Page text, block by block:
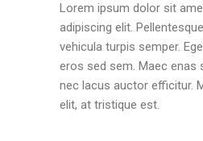
Lorem ipsum dolor sit
adipiscing elit.
vehicula turpis semper.
eros sed sem. Maec enas
nec lacus auctor efficitur.
elit, at tristique est.